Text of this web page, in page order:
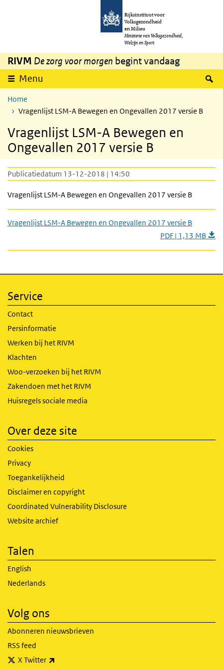
Overslaan en naar de inhoud gaan
Rijksinstituut voor
Volksgezondheid
en Milieu
Ministerie van Volksgezondheid,
Welzijn en Sport
RIVM De zorg voor morgen begint vandaag
Menu
Home
Vragenlijst LSM-A Bewegen en Ongevallen 2017 versie B
Vragenlijst LSM-A Bewegen en
Ongevallen 2017 versie B
Publicatiedatum 13-12-2018 | 14:50
Vragenlijst LSM-A Bewegen en Ongevallen 2017 versie B
Vragenlijst LSM-A Bewegen en Ongevallen 2017 versie B
PDF | 1,13 MB
Service
Contact
Persinformatie
Werken bij het RIVM
Klachten
Woo-verzoeken bij het RIVM
Zakendoen met het RIVM
Huisregels sociale media
Over deze site
Cookies
Privacy
Toegankelijkheid
Disclaimer en copyright
Coordinated Vulnerability Disclosure
Website archief
Talen
English
Nederlands
Volg ons
Abonneren nieuwsbrieven
RSS feed
X Twitter